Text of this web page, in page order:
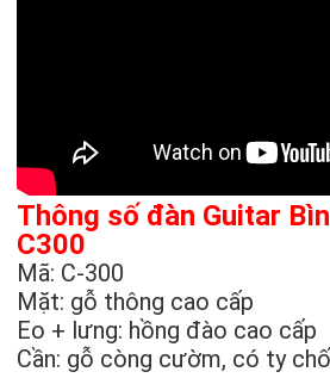
Thông số đàn Guitar
C300
Mã: C-300
Mặt: gỗ thông cao cấp
Eo + lưng: hồng đào cao cấp
Cần: gỗ còng cườm, có ty